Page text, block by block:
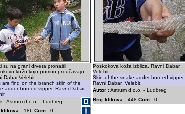
su na grani drveta pronašli
kožu koju pomno proučavaju.
Dabar.Velebit
are find on the branch skin of the
adder horned vipper. Ravni Dabar.
:Astrum d.o.o. - Ludbreg
: 186 Com : 0
Poskokova koža izbliza. Ravni Dabar.
Velebit.
Skin of the snake adder horned vipper.
Ravni Dabar. Velebit.
Autor :Astrum d.o.o. - Ludbreg
Broj klikova : 448 Com : 0